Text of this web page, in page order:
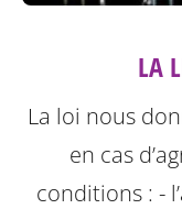
LA
La loi nous
en cas
conditions : -